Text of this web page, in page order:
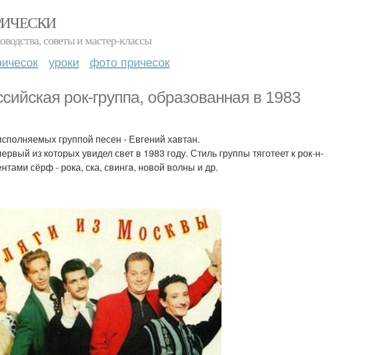
советы и мастер-классы
уроки фото причесок
рок-группа, образованная в 1983
группой песен - Евгений хавтан.
из которых увидел свет в 1983 году. Стиль группы тяготеет к рок-н-
сёрф - рока, ска, свингa, новой волны и др.